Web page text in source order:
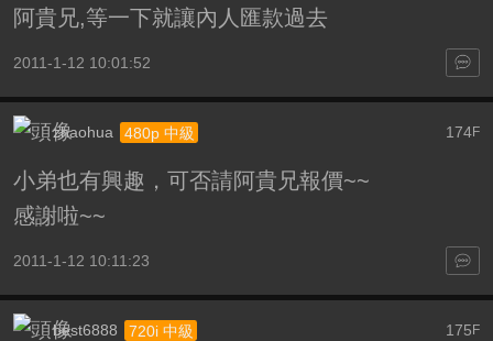
阿貴兄,等一下就讓內人匯款過去
2011-1-12 10:01:52
174F
zhaohua 480p 中級
小弟也有興趣，可否請阿貴兄報價~~
感謝啦~~
2011-1-12 10:11:23
175 F
best6888 720i 中級